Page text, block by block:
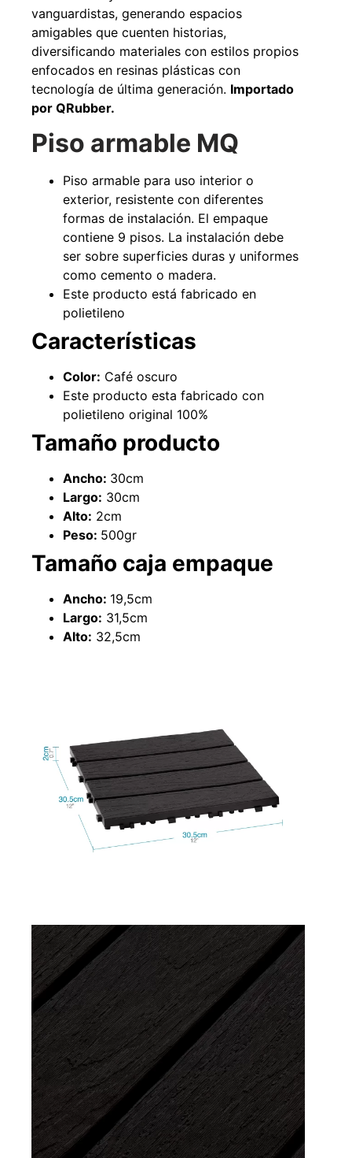
vanguardistas, generando espacios
amigables que cuenten historias,
diversificando materiales con estilos propios
enfocados en resinas plásticas con
tecnología de última generación. Importado
por QRubber.
Piso armable MQ
Piso armable para uso interior o
exterior, resistente con diferentes
formas de instalación. El empaque
contiene 9 pisos. La instalación debe
ser sobre superficies duras y uniformes
como cemento o madera.
Este producto está fabricado en
polietileno
Características
Color: Café oscuro
Este producto esta fabricado con
polietileno original 100%
Tamaño producto
Ancho: 30cm
Largo: 30cm
Alto: 2cm
Peso: 500gr
Tamaño caja empaque
Ancho: 19,5cm
Largo: 31,5cm
Alto: 32,5cm
49%
Pasto sintético ornamental
densidad 35mm Rollo
4,57*30,48mts
$2.002.243
$1.021.490
Leer más
Empaquetadura 1/4" 6.4mm
hypalon sin tela 3 MPA
$ 1.192.666 $930.490
Agregar al carrito
Empaquetadura 3/16"
4.8mm neopreno con 1 tela
$803.797
Agregar al carrito
Explora más productos